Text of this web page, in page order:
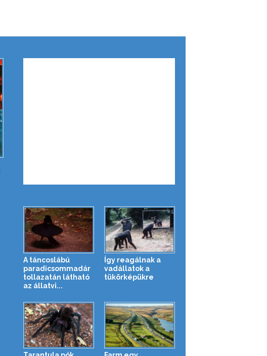
A táncoslábú
paradicsommadár
tollazatán látható
az állatvi...
Így reagálnak a
vadállatok a
tükörképükre